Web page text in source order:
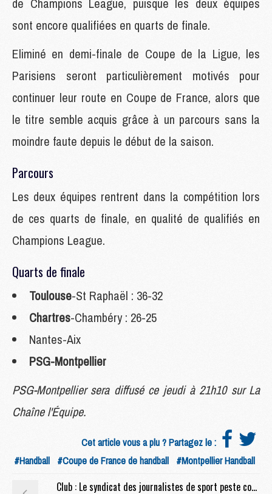
sont encore qualifiées en quarts de finale.
Eliminé en demi-finale de Coupe de la Ligue, les
Parisiens seront particulièrement motivés pour
continuer leur route en Coupe de France, alors que
le titre semble acquis grâce à un parcours sans la
moindre faute depuis le début de la saison.
Parcours
Les deux équipes rentrent dans la compétition lors
de ces quarts de finale, en qualité de qualifiés en
Champions League.
Quarts de finale
Toulouse-St Raphaël : 36-32
Chartres-Chambéry : 26-25
Nantes-Aix
PSG-Montpellier
PSG-Montpellier sera diffusé ce jeudi à 21h10 sur La
Chaîne l'Équipe.
Cet article vous a plu ? Partagez le :
#Handball #Coupe de France de handball #Montpellier Handball
Club : Le syndicat des journalistes de sport peste contre le PSG